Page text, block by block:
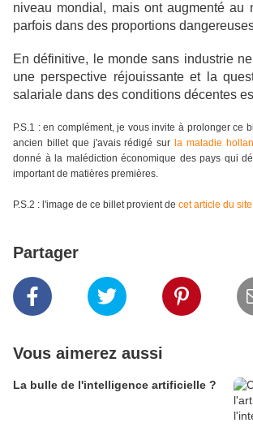
niveau mondial, mais ont augmenté au
parfois dans des proportions
En définitive, le monde sans industrie
une perspective réjouissante et la
salariale dans des conditions décentes
P.S.1 : en complément, je vous invite à prolonger ce
ancien billet que j'avais rédigé sur la maladie
donné à la malédiction économique des pays qui
important de matières premières.
P.S.2 : l'image de ce billet provient de cet article du
Partager
Vous aimerez aussi
La bulle de l'intelligence artificielle ?